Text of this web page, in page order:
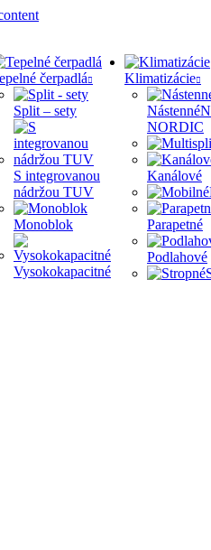
čerpadlá
Split – sety
S integrovanou
nádržou TUV
Monoblok
Vysokokapacitné
Klimatizácie
Nástenné
NORDIC
Kanálové
Parapetné
Podlahové